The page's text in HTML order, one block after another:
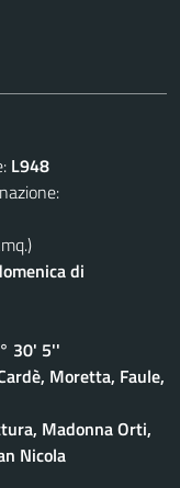
L948
di
30' 5''
Moretta, Faule,
Madonna Orti,
Nicola